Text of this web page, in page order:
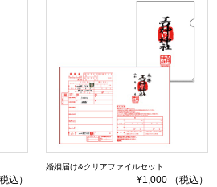
込）
婚姻届け&クリアファイルセット
¥1,000 （税込）